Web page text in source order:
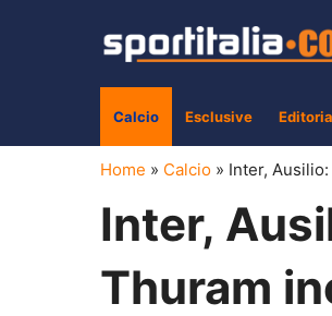
Calcio Esclusive
Home » Calcio » Inter,
Inter,
Thuram